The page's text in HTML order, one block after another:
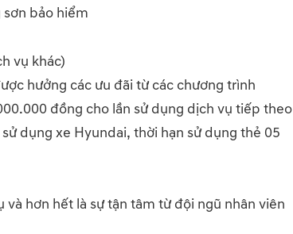
bảo hiểm
vụ khác)
hưởng các ưu đãi từ các chương trình
đồng cho lần sử dụng dịch vụ tiếp theo
dụng xe Hyundai, thời hạn sử dụng thẻ 05
hơn hết là sự tận tâm từ đội ngũ nhân viên